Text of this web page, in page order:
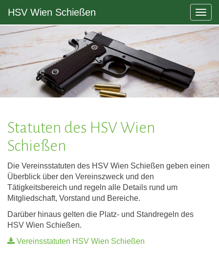
HSV Wien Schießen
Statuten des HSV Wien
Schießen
Die Vereinsstatuten des HSV Wien Schießen geben einen
Überblick über den Vereinszweck und den
Tätigkeitsbereich und regeln alle Details rund um
Mitgliedschaft, Vorstand und Bereiche.
Darüber hinaus gelten die Platz- und Standregeln des
HSV Wien Schießen.
Vereinsstatuten HSV Wien Schießen